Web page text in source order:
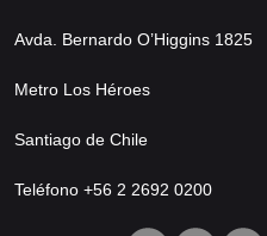
Avda. Bernardo O’Higgins 1825
Metro Los Héroes
Santiago de Chile
Teléfono +56 2 2692 0200